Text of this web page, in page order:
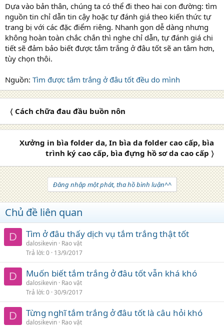
Dựa vào bản thân, chúng ta có thể đi theo hai con đường: tìm
nguồn tin chỉ dẫn tin cậy hoặc tự đánh giá theo kiến thức tự
trang bị với các đặc điểm riêng. Nhanh gọn dễ dàng nhưng
không hoàn toàn chắc chắn thì nghe chỉ dẫn, tự đánh giá chi
tiết sẽ đảm bảo biết được tắm trắng ở đâu tốt sẽ an tâm hơn,
tùy chọn thôi.
Nguồn: Tìm được tắm trắng ở đâu tốt đều do mình
〈 Cách chữa đau đầu buồn nôn
Xưởng in bìa folder da, In bìa da folder cao cấp, bìa
trình ký cao cấp, bìa đựng hồ sơ da cao cấp 〉
Đăng nhập một phát, tha hồ bình luận^^
Chủ đề liên quan
D Tìm ở đâu thấy dịch vụ tắm trắng thật tốt
dalosikevin Rao vặt
Trả lời 0 13/9/2017
D Muốn biết tắm trắng ở đâu tốt vẫn khá khó
dalosikevin Rao vặt
Trả lời 0 30/9/2017
D Từng nghĩ tắm trắng ở đâu tốt là câu hỏi khó
dalosikevin Rao vặt